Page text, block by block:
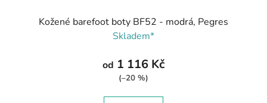
Kožené barefoot boty BF52 - modrá, Pegres
Skladem*
od 1 116 Kč
(–20 %)